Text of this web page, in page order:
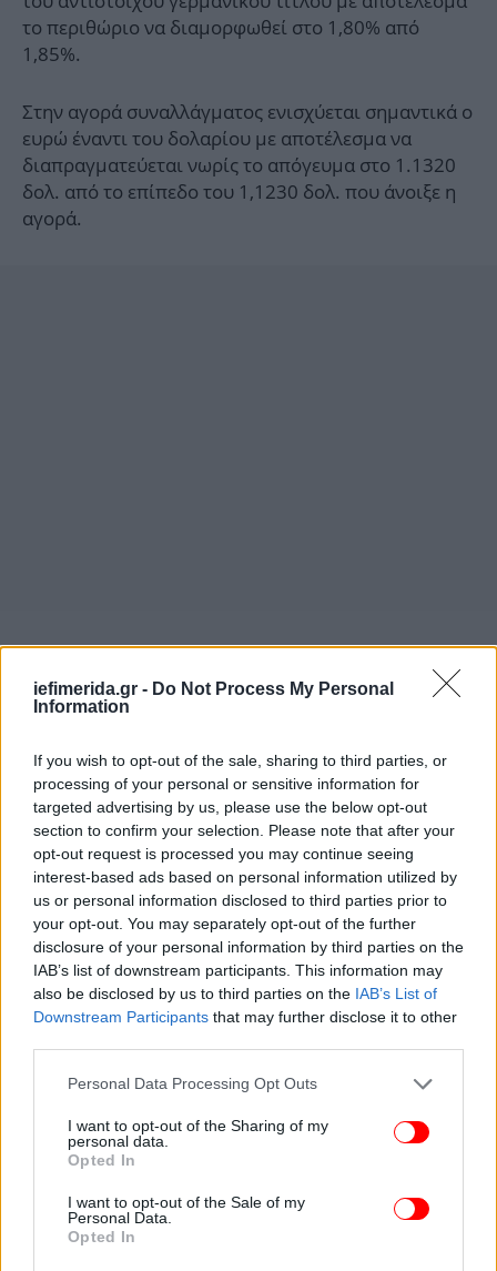
iefimerida.gr - Do Not Process My Personal
Information
If you wish to opt-out of the sale, sharing to third parties, or
processing of your personal or sensitive information for
targeted advertising by us, please use the below opt-out
section to confirm your selection. Please note that after your
opt-out request is processed you may continue seeing
interest-based ads based on personal information utilized by
us or personal information disclosed to third parties prior to
your opt-out. You may separately opt-out of the further
disclosure of your personal information by third parties on the
IAB’s list of downstream participants. This information may
also be disclosed by us to third parties on the IAB’s List of
Downstream Participants that may further disclose it to other
Please note that this website/app uses one or more Google
not limited to your visit or usage behaviour. You may click to
grant or deny consent to Google and its third-party tags to
use your data for below specified purposes in below Google
consent section.
Personal Data Processing Opt Outs
I want to opt-out of the Sharing of my
personal data.
Opted In
I want to opt-out of the Sale of my
Personal Data.
Opted In
το περιθώριο να διαμορφωθεί στο 1,80% από
1,85%.
Στην αγορά συναλλάγματος ενισχύεται σημαντικά ο
ευρώ έναντι του δολαρίου με αποτέλεσμα να
διαπραγματεύεται νωρίς το απόγευμα στο 1.1320
δολ. από το επίπεδο του 1,1230 δολ. που άνοιξε η
αγορά.
Η άνοδος του ευρώ αποδίδεται στο νέο πακέτο
μέτρων της ΕΚΤ, και στην συγκρατημένη αισιοδοξία,
η οποία παγιώνεται στην επενδυτική κοινότητα για
την ανάκαμψη της παγκόσμιας οικονομίας μετά το
σοκ που προκάλεσε η πανδημία.
Η ενδεικτική τιμή για την ισοτιμία ευρώ-δολαρίου